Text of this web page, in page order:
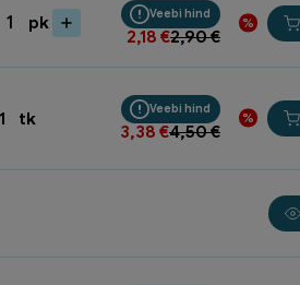
pk
2,90€
2,18 €
Veebi hind
1 tk
4,50€
3,38 €
Veebi hind